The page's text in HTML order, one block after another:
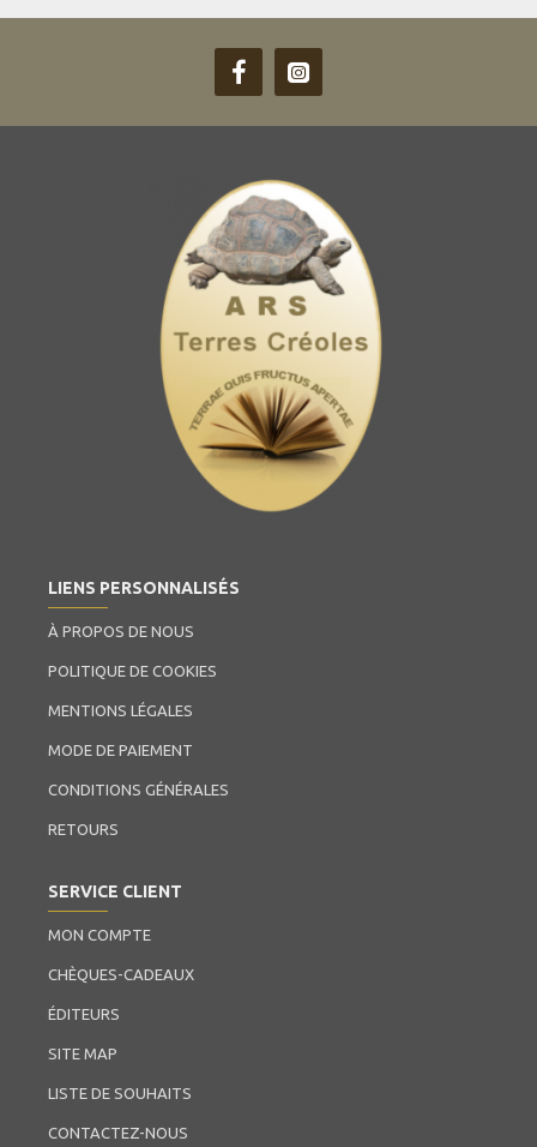
LIENS PERSONNALISÉS
À PROPOS DE NOUS
POLITIQUE DE COOKIES
MENTIONS LÉGALES
MODE DE PAIEMENT
CONDITIONS GÉNÉRALES
RETOURS
SERVICE CLIENT
MON COMPTE
CHÈQUES-CADEAUX
ÉDITEURS
SITE MAP
LISTE DE SOUHAITS
CONTACTEZ-NOUS